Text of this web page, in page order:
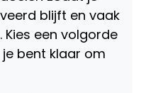
blijft en vaak
een volgorde
bent klaar om